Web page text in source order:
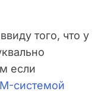
того, что у
если
системой